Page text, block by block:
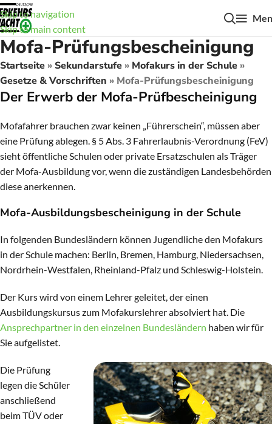
Skip to navigation
Skip to main content
Mofa-Prüfungsbescheinigung
Startseite»Sekundarstufe» Mofakurs in der Schule»
Gesetze & Vorschriften » Mofa-Prüfungsbescheinigung
Der Erwerb der Mofa-Prüfbescheinigung
Mofafahrer brauchen zwar keinen „Führerschein“, müssen aber
eine Prüfung ablegen. § 5 Abs. 3 Fahrerlaubnis-Verordnung (FeV)
sieht öffentliche Schulen oder private Ersatzschulen als Träger
der Mofa-Ausbildung vor, wenn die zuständigen Landesbehörden
diese anerkennen.
Mofa-Ausbildungsbescheinigung in der Schule
In folgenden Bundesländern können Jugendliche den Mofakurs
in der Schule machen: Berlin, Bremen, Hamburg, Niedersachsen,
Nordrhein-Westfalen, Rheinland-Pfalz und Schleswig-Holstein.
Der Kurs wird von einem Lehrer geleitet, der einen
Ausbildungskursus zum Mofakurslehrer absolviert hat. Die
Ansprechpartner in den einzelnen Bundesländern haben wir für
Sie aufgelistet.
Die Prüfung
legen die Schüler
anschließend
beim TÜV oder